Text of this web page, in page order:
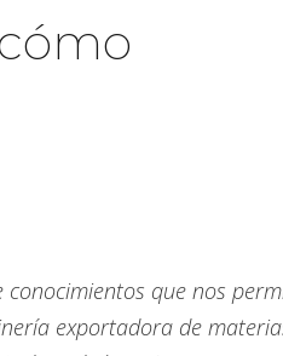
conocimientos que nos
exportadora de